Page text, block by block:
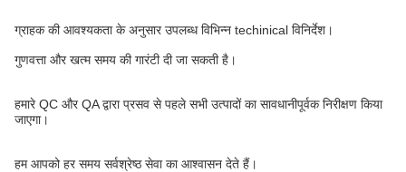
ग्राहक की आवश्यकता के अनुसार उपलब्ध विभिन्न techinical विनिर्देश।
गुणवत्ता और खत्म समय की गारंटी दी जा सकती है।
हमारे QC और QA द्वारा प्रसव से पहले सभी उत्पादों का सावधानीपूर्वक निरीक्षण किया
जाएगा।
हम आपको हर समय सर्वश्रेष्ठ सेवा का आश्वासन देते हैं।